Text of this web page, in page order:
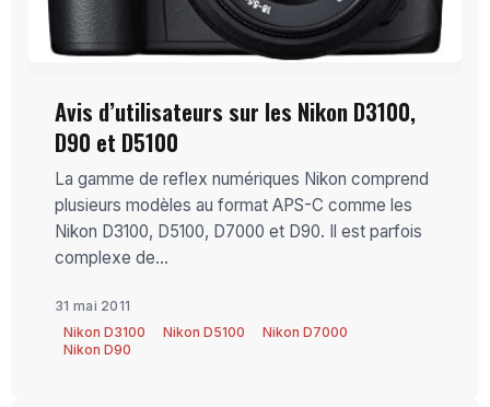
Avis d’utilisateurs sur les Nikon D3100,
D90 et D5100
La gamme de reflex numériques Nikon comprend
plusieurs modèles au format APS-C comme les
Nikon D3100, D5100, D7000 et D90. Il est parfois
complexe de...
31 mai 2011
Nikon D3100
Nikon D5100
Nikon D7000
Nikon D90